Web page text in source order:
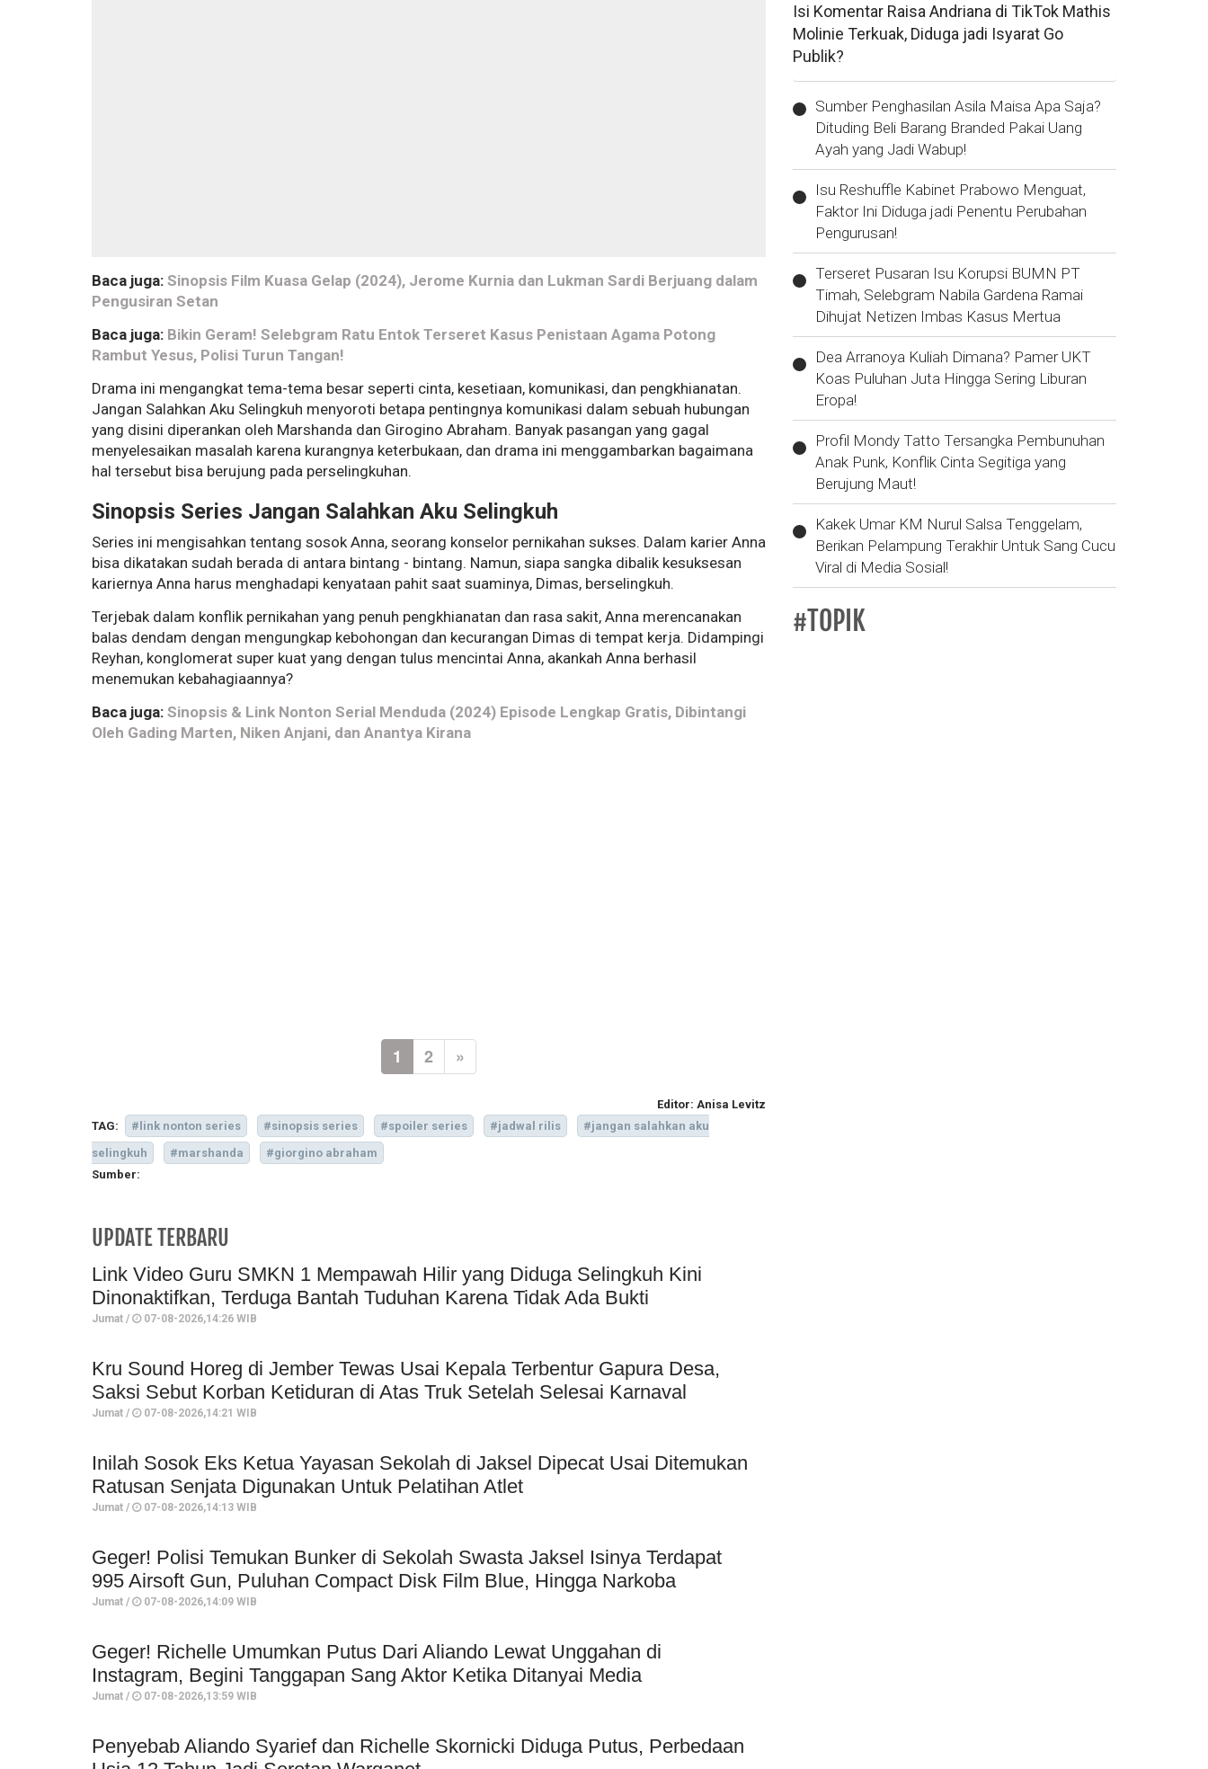
Baca juga: Sinopsis Film Kuasa Gelap (2024), Jerome Kurnia dan Lukman Sardi Berjuang dalam
Pengusiran Setan
Baca juga: Bikin Geram! Selebgram Ratu Entok Terseret Kasus Penistaan Agama Potong
Rambut Yesus, Polisi Turun Tangan!
Drama ini mengangkat tema-tema besar seperti cinta, kesetiaan, komunikasi, dan pengkhianatan.
Jangan Salahkan Aku Selingkuh menyoroti betapa pentingnya komunikasi dalam sebuah hubungan
yang disini diperankan oleh Marshanda dan Girogino Abraham. Banyak pasangan yang gagal
menyelesaikan masalah karena kurangnya keterbukaan, dan drama ini menggambarkan bagaimana
hal tersebut bisa berujung pada perselingkuhan.
Sinopsis Series Jangan Salahkan Aku Selingkuh
Series ini mengisahkan tentang sosok Anna, seorang konselor pernikahan sukses. Dalam karier Anna
bisa dikatakan sudah berada di antara bintang - bintang. Namun, siapa sangka dibalik kesuksesan
kariernya Anna harus menghadapi kenyataan pahit saat suaminya, Dimas, berselingkuh.
Terjebak dalam konflik pernikahan yang penuh pengkhianatan dan rasa sakit, Anna merencanakan
balas dendam dengan mengungkap kebohongan dan kecurangan Dimas di tempat kerja. Didampingi
Reyhan, konglomerat super kuat yang dengan tulus mencintai Anna, akankah Anna berhasil
menemukan kebahagiaannya?
Baca juga: Sinopsis & Link Nonton Serial Menduda (2024) Episode Lengkap Gratis, Dibintangi
Oleh Gading Marten, Niken Anjani, dan Anantya Kirana
1 2 »
Editor: Anisa Levitz
TAG:
#link nonton series #sinopsis series #spoiler series #jadwal rilis
#jangan salahkan aku
selingkuh
#marshanda
#giorgino abraham
Sumber:
UPDATE TERBARU
Link Video Guru SMKN 1 Mempawah Hilir yang Diduga Selingkuh Kini
Dinonaktifkan, Terduga Bantah Tuduhan Karena Tidak Ada Bukti
Jumat / 07-08-2026,14:26 WIB
Kru Sound Horeg di Jember Tewas Usai Kepala Terbentur Gapura Desa,
Saksi Sebut Korban Ketiduran di Atas Truk Setelah Selesai Karnaval
Jumat / 07-08-2026,14:21 WIB
Inilah Sosok Eks Ketua Yayasan Sekolah di Jaksel Dipecat Usai Ditemukan
Ratusan Senjata Digunakan Untuk Pelatihan Atlet
Jumat / 07-08-2026,14:13 WIB
Geger! Polisi Temukan Bunker di Sekolah Swasta Jaksel Isinya Terdapat
995 Airsoft Gun, Puluhan Compact Disk Film Blue, Hingga Narkoba
Jumat / 07-08-2026,14:09 WIB
Geger! Richelle Umumkan Putus Dari Aliando Lewat Unggahan di
Instagram, Begini Tanggapan Sang Aktor Ketika Ditanyai Media
Jumat / 07-08-2026,13:59 WIB
Penyebab Aliando Syarief dan Richelle Skornicki Diduga Putus, Perbedaan
Isi Komentar Raisa Andriana di TikTok Mathis
Molinie Terkuak, Diduga jadi Isyarat Go
Publik?
Sumber Penghasilan Asila Maisa Apa Saja?
Dituding Beli Barang Branded Pakai Uang
Ayah yang Jadi Wabup!
Isu Reshuffle Kabinet Prabowo Menguat,
Faktor Ini Diduga jadi Penentu Perubahan
Pengurusan!
Terseret Pusaran Isu Korupsi BUMN PT
Timah, Selebgram Nabila Gardena Ramai
Dihujat Netizen Imbas Kasus Mertua
Dea Arranoya Kuliah Dimana? Pamer UKT
Koas Puluhan Juta Hingga Sering Liburan
Eropa!
Profil Mondy Tatto Tersangka Pembunuhan
Anak Punk, Konflik Cinta Segitiga yang
Berujung Maut!
Kakek Umar KM Nurul Salsa Tenggelam,
Berikan Pelampung Terakhir Untuk Sang Cucu
Viral di Media Sosial!
#TOPIK